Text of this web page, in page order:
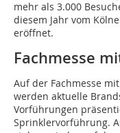
mehr als 3.000
diesem Jahr vom
eröffnet.
Fachmesse
Auf der Fachmesse
werden aktuelle
Vorführungen
Sprinklervorführung.